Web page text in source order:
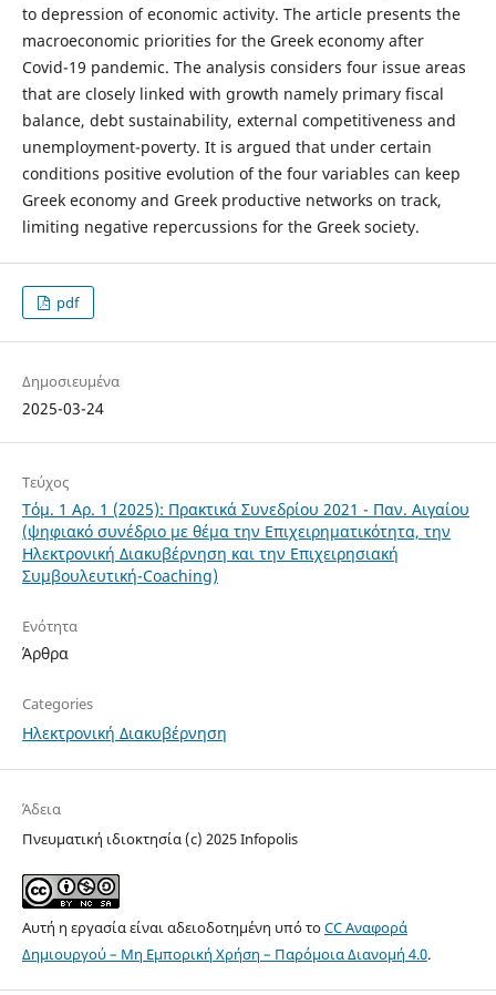
to depression of economic activity. The article presents the
macroeconomic priorities for the Greek economy after
Covid-19 pandemic. The analysis considers four issue areas
that are closely linked with growth namely primary fiscal
balance, debt sustainability, external competitiveness and
unemployment-poverty. It is argued that under certain
conditions positive evolution of the four variables can keep
Greek economy and Greek productive networks on track,
limiting negative repercussions for the Greek society.
pdf
Δημοσιευμένα
2025-03-24
Τεύχος
Τόμ. 1 Αρ. 1 (2025): Πρακτικά Συνεδρίου 2021 - Παν. Αιγαίου
(ψηφιακό συνέδριο με θέμα την Επιχειρηματικότητα, την
Ηλεκτρονική Διακυβέρνηση και την Επιχειρησιακή
Συμβουλευτική-Coaching)
Ενότητα
Άρθρα
Categories
Ηλεκτρονική Διακυβέρνηση
Άδεια
Πνευματική ιδιοκτησία (c) 2025 Infopolis
Αυτή η εργασία είναι αδειοδοτημένη υπό τοCC Αναφορά
Δημιουργού – Μη Εμπορική Χρήση – Παρόμοια Διανομή 4.0.